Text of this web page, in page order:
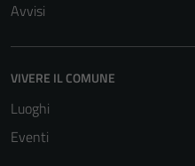
Avvisi
VIVERE IL COMUNE
Luoghi
Eventi